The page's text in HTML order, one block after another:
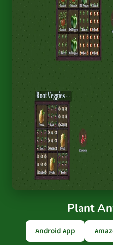
Plant
Android App